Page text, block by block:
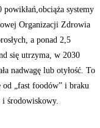
systemy
Organizacji Zdrowia
a ponad 2,5
się utrzyma, w 2030
nadwagę lub otyłość. To
od „fast foodów” i braku
środowiskowy.